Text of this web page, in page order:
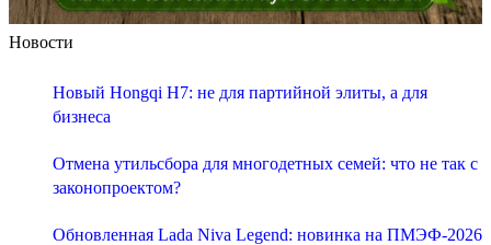
Новости
Новый Hongqi H7: не для партийной элиты, а для
бизнеса
Отмена утильсбора для многодетных семей: что не так с
законопроектом?
Обновленная Lada Niva Legend: новинка на ПМЭФ-2026